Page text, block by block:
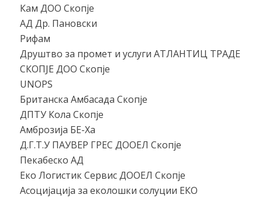
Кам ДОО Скопје
АД Др. Пановски
Рифам
Друштво за промет и услуги АТЛАНТИЦ ТРАДЕ
СКОПЈЕ ДОО Скопје
UNOPS
Британска Амбасада Скопје
ДПТУ Кола Скопје
Амброзија БЕ-Ха
Д.Г.Т.У ПАУВЕР ГРЕС ДООЕЛ Скопје
Пекабеско АД
Еко Логистик Сервис ДООЕЛ Скопје
Асоцијација за еколошки солуции ЕКО